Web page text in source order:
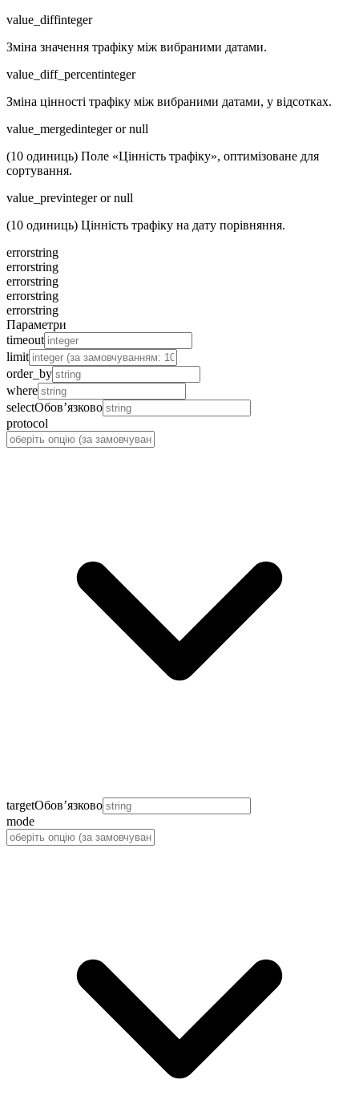
value_diffinteger
Зміна значення трафіку між вибраними датами.
value_diff_percentinteger
Зміна цінності трафіку між вибраними датами, у відсотках.
value_mergedinteger or null
(10 одиниць) Поле «Цінність трафіку», оптимізоване для
сортування.
value_previnteger or null
(10 одиниць) Цінність трафіку на дату порівняння.
errorstring
errorstring
errorstring
errorstring
errorstring
Параметри
timeout
limit
order_by
where
selectОбов’язково
protocol
targetОбов’язково
mode